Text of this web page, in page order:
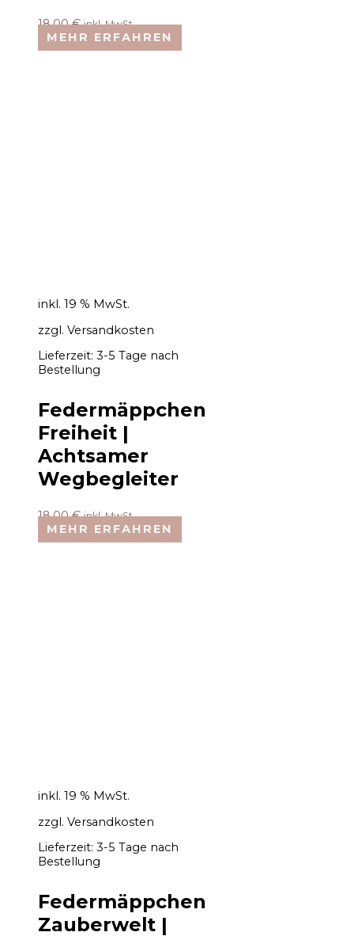
18,00€ inkl. MwSt.
MEHR ERFAHREN
inkl. 19 % MwSt.
zzgl. Versandkosten
Lieferzeit: 3-5 Tage nach
Bestellung
Federmäppchen
Freiheit |
Achtsamer
Wegbegleiter
18,00€ inkl. MwSt.
MEHR ERFAHREN
inkl. 19 % MwSt.
zzgl. Versandkosten
Lieferzeit: 3-5 Tage nach
Bestellung
Federmäppchen
Zauberwelt |